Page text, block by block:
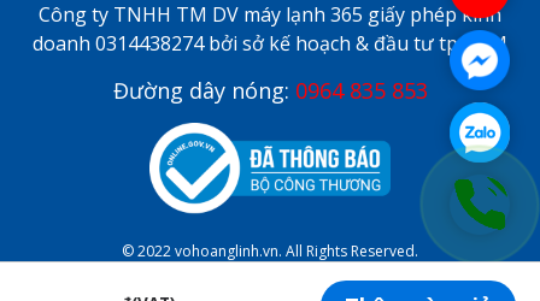
Công ty TNHH TM DV máy lạnh 365 giấy phép kinh
doanh 0314438274 bởi sở kế hoạch & đầu tư tp HCM
Đường dây nóng: 0964 835 853
© 2022 vohoanglinh.vn. All Rights Reserved.